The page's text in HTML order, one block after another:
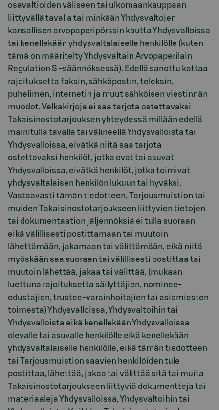
osavaltioiden väliseen tai ulkomaankauppaan
liittyvällä tavalla tai minkään Yhdysvaltojen
kansallisen arvopaperipörssin kautta Yhdysvalloissa
tai kenellekään yhdysvaltalaiselle henkilölle (kuten
tämä on määritelty Yhdysvaltain Arvopaperilain
Regulation S -säännöksessä). Edellä sanottu kattaa
rajoituksetta faksin, sähköpostin, teleksin,
puhelimen, internetin ja muut sähköisen viestinnän
muodot. Velkakirjoja ei saa tarjota ostettavaksi
Takaisinostotarjouksen yhteydessä millään edellä
mainitulla tavalla tai välineellä Yhdysvalloista tai
Yhdysvalloissa, eivätkä niitä saa tarjota
ostettavaksi henkilöt, jotka ovat tai asuvat
Yhdysvalloissa, eivätkä henkilöt, jotka toimivat
yhdysvaltalaisen henkilön lukuun tai hyväksi.
Vastaavasti tämän tiedotteen, Tarjousmuistion tai
muiden Takaisinostotarjoukseen liittyvien tietojen
tai dokumentaation jäljennöksiä ei tulla suoraan
eikä välillisesti postittamaan tai muutoin
lähettämään, jakamaan tai välittämään, eikä niitä
myöskään saa suoraan tai välillisesti postittaa tai
muutoin lähettää, jakaa tai välittää, (mukaan
luettuna rajoituksetta säilyttäjien, nominee-
edustajien, trustee-varainhoitajien tai asiamiesten
toimesta) Yhdysvalloissa, Yhdysvaltoihin tai
Yhdysvalloista eikä kenellekään Yhdysvalloissa
olevalle tai asuvalle henkilölle eikä kenellekään
yhdysvaltalaiselle henkilölle, eikä tämän tiedotteen
tai Tarjousmuistion saavien henkilöiden tule
postittaa, lähettää, jakaa tai välittää sitä tai muita
Takaisinostotarjoukseen liittyviä dokumentteja tai
materiaaleja Yhdysvalloissa, Yhdysvaltoihin tai